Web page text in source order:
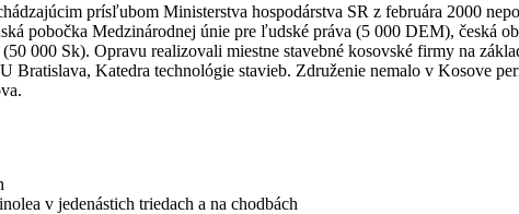
prísľubom Ministerstva hospodárstva SR z februára 2000
pobočka Medzinárodnej únie pre ľudské práva (5 000 DEM), česká
000 Sk). Opravu realizovali miestne stavebné kosovské firmy na
Bratislava, Katedra technológie stavieb. Združenie nemalo v Kosove
v jedenástich triedach a na chodbách